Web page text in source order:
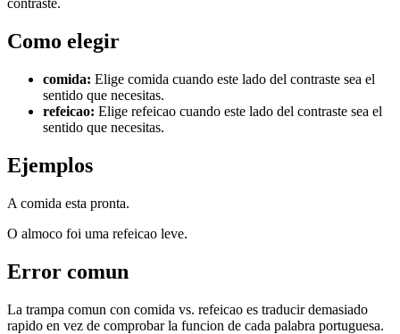
contraste.
Como elegir
comida: Elige comida cuando este lado del contraste sea el
sentido que necesitas.
refeicao: Elige refeicao cuando este lado del contraste sea el
sentido que necesitas.
Ejemplos
A comida esta pronta.
O almoco foi uma refeicao leve.
Error comun
La trampa comun con comida vs. refeicao es traducir demasiado
rapido en vez de comprobar la funcion de cada palabra portuguesa.